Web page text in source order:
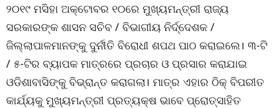
୨୦୧୯ ମସିହା ଅକ୍ଟୋବର ୧୦ରେ ମୁଖ୍ୟମନ୍ତ୍ରୀ ରାଜ୍ୟ
ସରକାରଙ୍କ ଶାସନ ସଚିବ / ବିଭାଗୀୟ ନିର୍ଦ୍ଦେଶକ /
ଜିଲ୍ଲାପାଳମାନଙ୍କୁ ଦୁର୍ନୀତି ବିରୋଧୀ ଶପଥ ପାଠ କରାଇଲେ। ୩-ଟି
/ ୫-ଟିର ବ୍ୟାପକ ମାତ୍ରରେ ପ୍ରଚାର ଓ ପ୍ରସାର କରାଯାଇ
ଓଡିଶାବାସିଙ୍କୁ ବିଭ୍ରାନ୍ତ କରାଗଲା। ମାତ୍ର ଏହାର ଠିକ୍ ବିପରୀତ
କାର୍ଯ୍ୟକୁ ମୁଖ୍ୟମନ୍ତ୍ରୀ ପ୍ରତ୍ୟକ୍ଷ ଭାବେ ପ୍ରୋତ୍ସାହିତ